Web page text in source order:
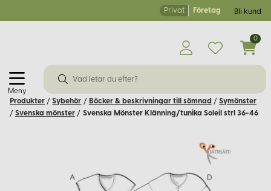
Privat Företag Bli kund
Meny
0
Produkter / Sybehör / Böcker & beskrivningar till sömnad / Symönster
/ Svenska mönster / Svenska Mönster Klänning/tunika Soleil strl 36-46